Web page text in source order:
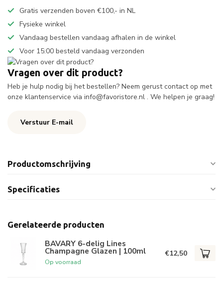
Gratis verzenden boven €100,- in NL
Fysieke winkel
Vandaag bestellen vandaag afhalen in de winkel
Voor 15:00 besteld vandaag verzonden
Vragen over dit product?
Heb je hulp nodig bij het bestellen? Neem gerust contact op met
onze klantenservice via info@favoristore.nl . We helpen je graag!
Verstuur E-mail
Productomschrijving
Specificaties
Gerelateerde producten
BAVARY 6-delig Lines
Champagne Glazen | 100ml
Op voorraad
€12,50